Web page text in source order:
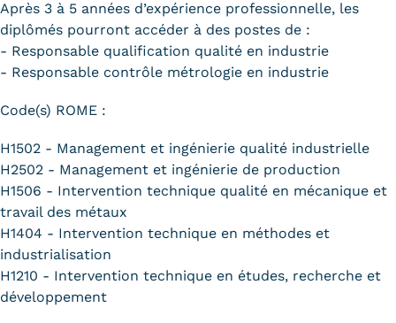
Après 3 à 5 années d’expérience professionnelle, les
diplômés pourront accéder à des postes de :
- Responsable qualification qualité en industrie
- Responsable contrôle métrologie en industrie
Code(s) ROME :
H1502 - Management et ingénierie qualité industrielle
H2502 - Management et ingénierie de production
H1506 - Intervention technique qualité en mécanique et
travail des métaux
H1404 - Intervention technique en méthodes et
industrialisation
H1210 - Intervention technique en études, recherche et
développement